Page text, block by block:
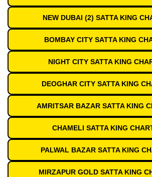
NEW DUBAI (2) SATTA KING
BOMBAY CITY SATTA KING
NIGHT CITY SATTA KING
DEOGHAR CITY SATTA KING
AMRITSAR BAZAR SATTA KING
CHAMELI SATTA KING
PALWAL BAZAR SATTA KING
MIRZAPUR GOLD SATTA KING